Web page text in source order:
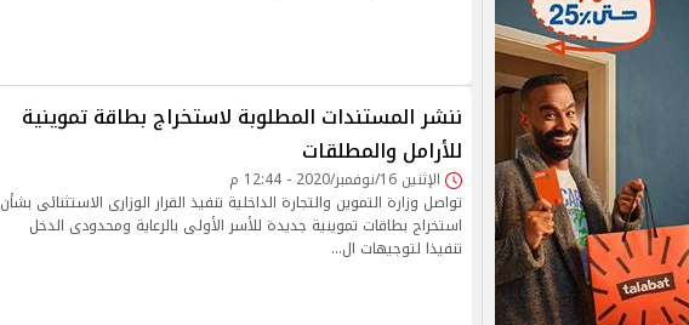
ننشر المستندات المطلوبة لاستخراج بطاقة تموينية
للأرامل والمطلقات
الإثنين 16/نوفمبر/2020 - 12:44 م
تواصل وزارة التموين والتجارة الداخلية تنفيذ القرار الوزارى الاستثنائى بشأن
استخراج بطاقات تموينية جديدة للأسر الأولى بالرعاية ومحدودى الدخل
تنفيذا لتوجيهات ال…